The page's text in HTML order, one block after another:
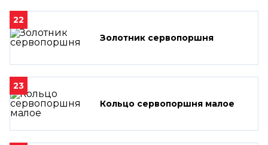
22
Золотник сервопоршня
23
Кольцо сервопоршня малое